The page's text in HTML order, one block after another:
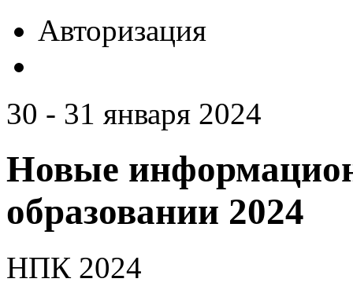
Авторизация
30 - 31 января 2024
Новые
образовании 2024
НПК 2024